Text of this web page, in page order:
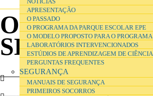
NOTÍCIAS
APRESENTAÇÃO
O PASSADO
O PROGRAMA DA PARQUE ESCOLAR EPE
O MODELO PROPOSTO PARA O PROGRAMA
LABORATÓRIOS INTERVENCIONADOS
ESTÚDIOS DE APRENDIZAGEM DE
PERGUNTAS FREQUENTES
SEGURANÇA
MANUAIS DE SEGURANÇA
PRIMEIROS SOCORROS
Operadores
SILOGR